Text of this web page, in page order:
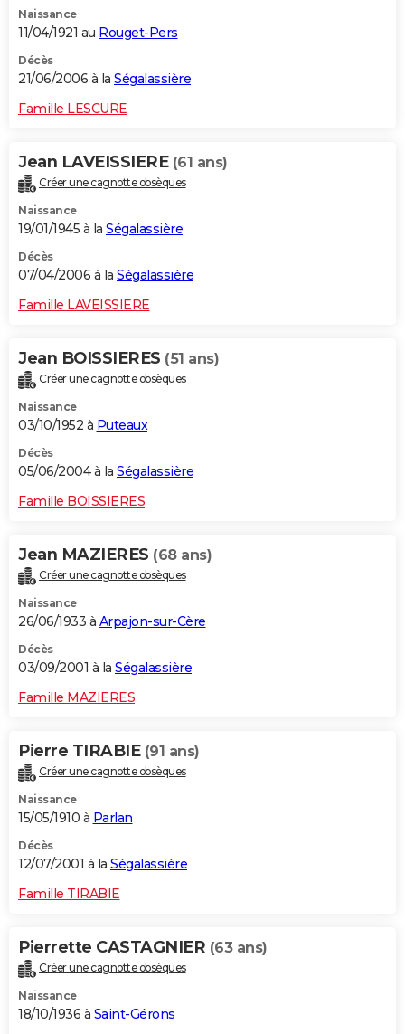
Naissance
11/04/1921 au Rouget-Pers
Décès
21/06/2006 à la Ségalassière
Famille LESCURE
Jean LAVEISSIERE (61 ans)
Créer une cagnotte obsèques
Naissance
19/01/1945 à la Ségalassière
Décès
07/04/2006 à la Ségalassière
Famille LAVEISSIERE
Jean BOISSIERES (51 ans)
Créer une cagnotte obsèques
Naissance
03/10/1952 à Puteaux
Décès
05/06/2004 à la Ségalassière
Famille BOISSIERES
Jean MAZIERES (68 ans)
Créer une cagnotte obsèques
Naissance
26/06/1933 à Arpajon-sur-Cère
Décès
03/09/2001 à la Ségalassière
Famille MAZIERES
Pierre TIRABIE (91 ans)
Créer une cagnotte obsèques
Naissance
15/05/1910 à Parlan
Décès
12/07/2001 à la Ségalassière
Famille TIRABIE
Pierrette CASTAGNIER (63 ans)
Créer une cagnotte obsèques
Naissance
18/10/1936 à Saint-Gérons